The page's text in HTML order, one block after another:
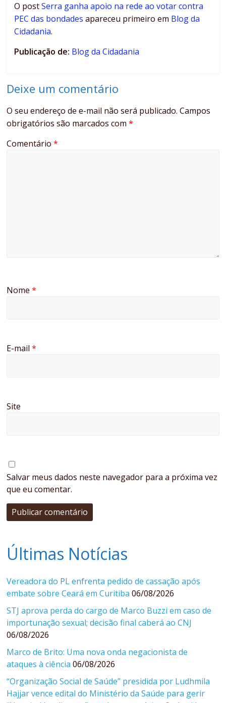
O postSerra ganha apoio na rede ao votar contra
PEC das bondades apareceu primeiro em Blog da
Cidadania.
Publicação de: Blog da Cidadania
Deixe um comentário
O seu endereço de e-mail não será publicado. Campos
obrigatórios são marcados com*
Comentário*
Nome*
E-mail*
Site
Salvar meus dados neste navegador para a próxima vez
que eu comentar.
Últimas Notícias
Vereadora do PL enfrenta pedido de cassação após
embate sobre Ceará em Curitiba 06/08/2026
STJ aprova perda do cargo de Marco Buzzi em caso de
importunação sexual; decisão final caberá ao CNJ
06/08/2026
Marco de Brito: Uma nova onda negacionista de
ataques à ciência 06/08/2026
“Organização Social de Saúde” presidida por Ludhmila
Hajjar vence edital do Ministério da Saúde para gerir